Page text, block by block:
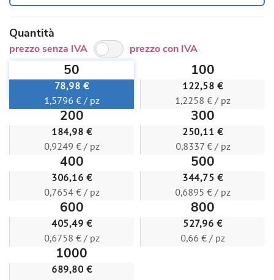
Quantità
prezzo senza IVA prezzo con IVA
50
78,98 €
1,5796 € / pz
100
122,58 €
1,2258 € / pz
200
184,98 €
0,9249 € / pz
300
250,11 €
0,8337 € / pz
400
306,16 €
0,7654 € / pz
500
344,75 €
0,6895 € / pz
600
405,49 €
0,6758 € / pz
800
527,96 €
0,66 € / pz
1000
689,80 €